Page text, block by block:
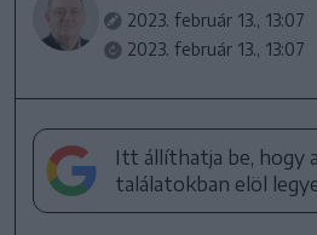
2023. február 13., 13:07
2023. február 13., 13:07
Itt állíthatja be, hogy
találatokban elöl